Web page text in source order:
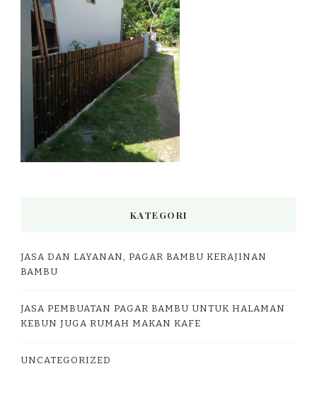
KATEGORI
JASA DAN LAYANAN, PAGAR BAMBU KERAJINAN
BAMBU
JASA PEMBUATAN PAGAR BAMBU UNTUK HALAMAN
KEBUN JUGA RUMAH MAKAN KAFE
UNCATEGORIZED